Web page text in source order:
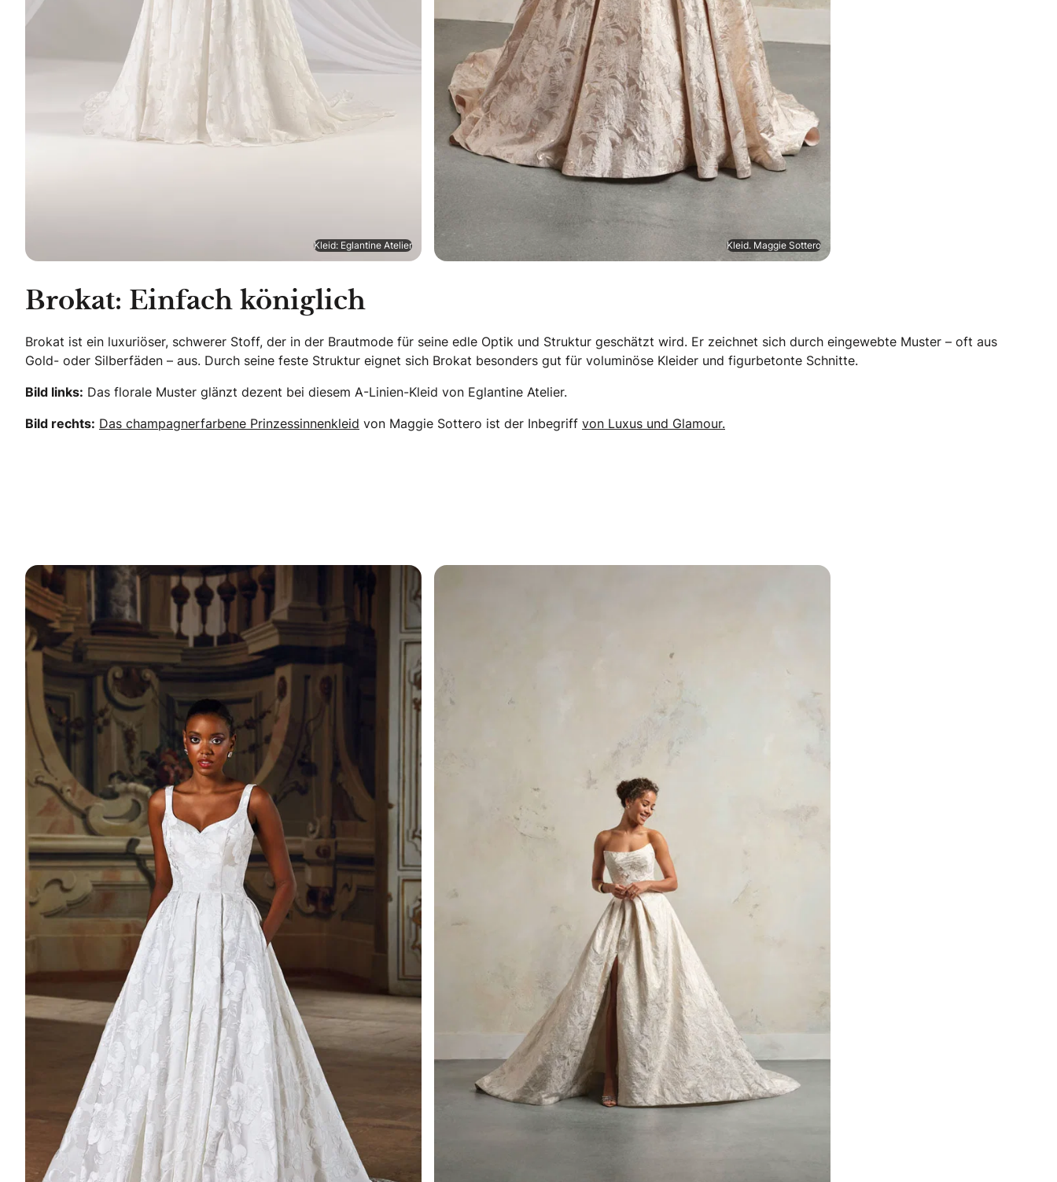
Kleid: Eglantine Atelier Kleid. Maggie Sottero
Brokat: Einfach königlich
Brokat ist ein luxuriöser, schwerer Stoff, der in der Brautmode für seine edle Optik und Struktur geschätzt wird. Er zeichnet sich durch eingewebte Muster – oft aus
Gold- oder Silberfäden – aus. Durch seine feste Struktur eignet sich Brokat besonders gut für voluminöse Kleider und figurbetonte Schnitte.
Bild links: Das florale Muster glänzt dezent bei diesem A-Linien-Kleid von Eglantine Atelier.
Bild rechts: Das champagnerfarbene Prinzessinnenkleid von Maggie Sottero ist der Inbegriff von Luxus und Glamour.